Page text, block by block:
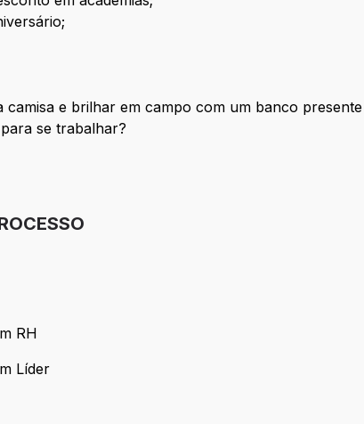
camisa e brilhar em campo com um banco
se trabalhar?
RH
RH
com Líder
Líder